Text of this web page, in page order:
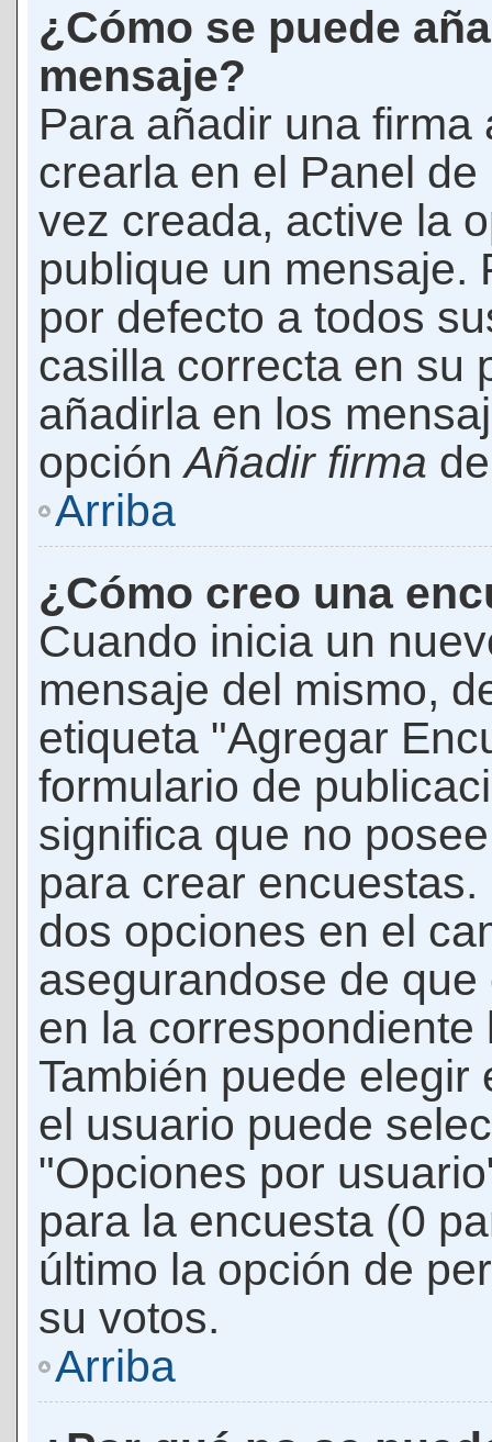
¿Cómo se puede
mensaje?
Para añadir una
crearla en el Panel
vez creada, active la
publique un mensaje.
por defecto a todos
casilla correcta en su
añadirla en los
opciónAñadir firma
Arriba
¿Cómo creo una
Cuando inicia un
mensaje del mismo,
etiqueta "Agregar
formulario de
significa que no
para crear
dos opciones en el
asegurandose de
en la
También puede
el usuario puede
"Opciones por
para la encuesta (0
último la opción de
su votos.
Arriba